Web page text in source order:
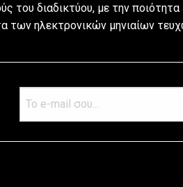
του διαδικτύου, με την
των ηλεκτρονικών μηνιαίων